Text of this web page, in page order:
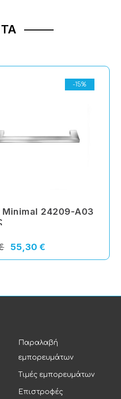
-15%
Minimal 24209-Α03
55,30 €
Παραλαβή
εμπορευμάτων
Τιμές εμπορευμάτων
Επιστροφές